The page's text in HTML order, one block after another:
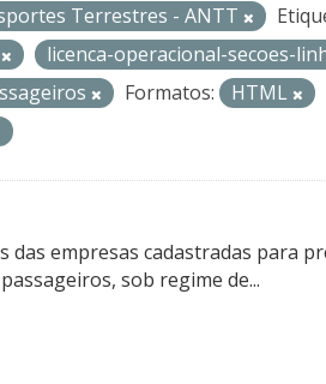
Terrestres - ANTT
licenca-operacional-secoes-
Formatos: HTML
das empresas cadastradas para
sob regime de...